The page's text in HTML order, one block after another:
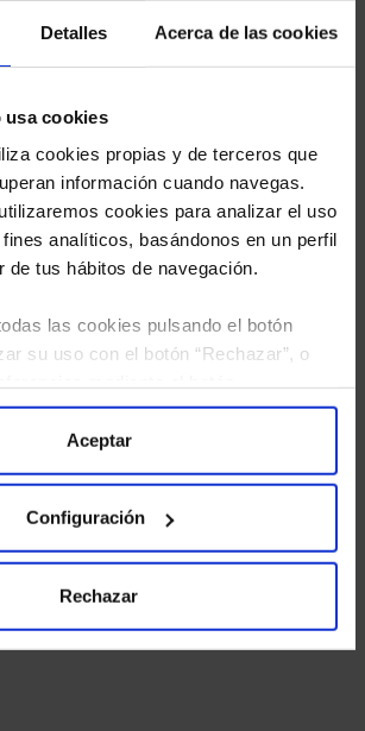
Detalles Acerca de las cookies
usa cookies
cookies propias y de terceros que
información cuando navegas.
cookies para analizar el uso
analíticos, basándonos en un perfil
de tus hábitos de navegación.
las cookies pulsando el botón
su uso con el botón “Rechazar”, o
nuestraPolítica
más información.
Aceptar
Configuración
Rechazar
podrá ahorrar en sus costes.
de privacidad
mis datos personales.